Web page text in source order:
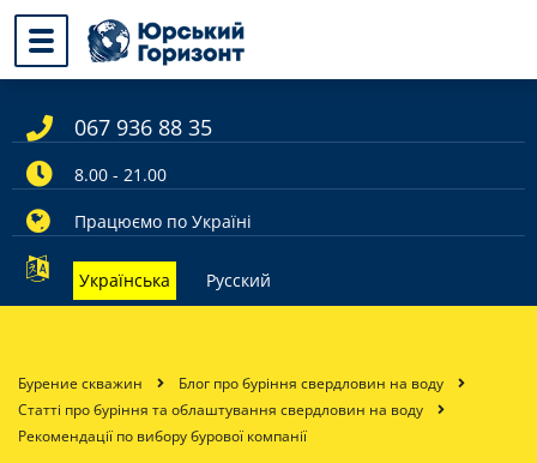
067 936 88 35
8.00 - 21.00
Працюємо по Україні
Українська Русский
Бурение скважин
Блог про буріння свердловин на воду
Статті про буріння та облаштування свердловин на воду
Рекомендації по вибору бурової компанії